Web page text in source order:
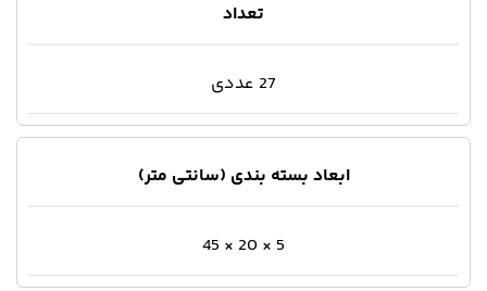
تعداد
27 عددی
ابعاد بسته بندی (سانتی متر)
5 × 20 × 45